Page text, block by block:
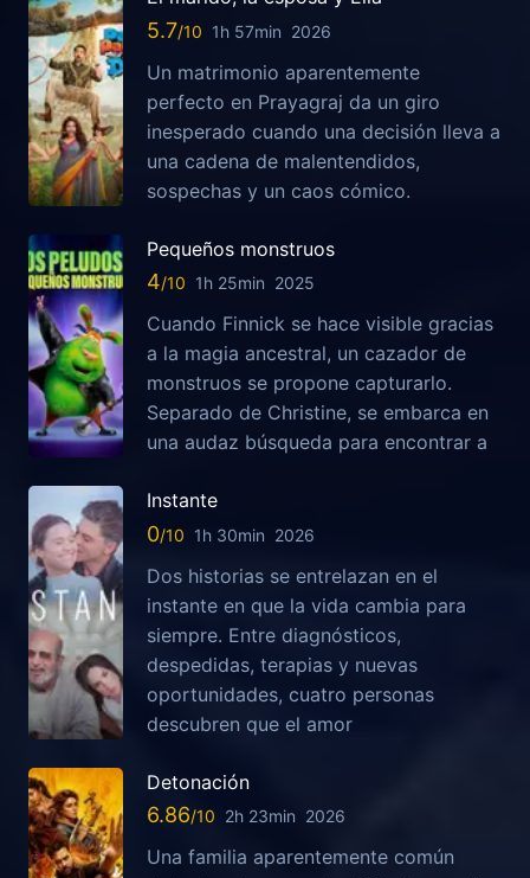
5.7 1h 57min 2026
Un matrimonio aparentemente
perfecto en Prayagraj da un giro
inesperado cuando una decisión lleva a
una cadena de malentendidos,
sospechas y un caos cómico.
Pequeños monstruos
4 1h 25min 2025
Cuando Finnick se hace visible gracias
a la magia ancestral, un cazador de
monstruos se propone capturarlo.
Separado de Christine, se embarca en
una audaz búsqueda para encontrar a
Instante
0 1h 30min 2026
Dos historias se entrelazan en el
instante en que la vida cambia para
siempre. Entre diagnósticos,
despedidas, terapias y nuevas
oportunidades, cuatro personas
descubren que el amor
Detonación
6.86 2h 23min 2026
Una familia aparentemente común